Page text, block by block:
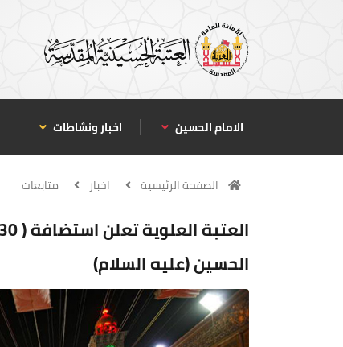
الامام الحسين اخبار ونشاطات
الصفحة الرئيسية اخبار متابعات
الحسين (عليه السلام)